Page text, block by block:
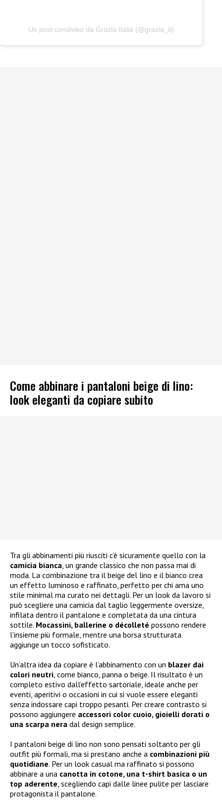
Un post condiviso da Grazia Italia (@grazia_it)
Come abbinare i pantaloni beige di lino:
look eleganti da copiare subito
Tra gli abbinamenti più riusciti c’è sicuramente quello con la
camicia bianca , un grande classico che non passa mai di
moda. La combinazione tra il beige del lino e il bianco crea
un effetto luminoso e raffinato, perfetto per chi ama uno
stile minimal ma curato nei dettagli. Per un look da lavoro si
può scegliere una camicia dal taglio leggermente oversize,
infilata dentro il pantalone e completata da una cintura
sottile. Mocassini, ballerine o décolleté possono rendere
l’insieme più formale, mentre una borsa strutturata
aggiunge un tocco sofisticato.
Un’altra idea da copiare è l’abbinamento con un blazer dai
colori neutri , come bianco, panna o beige. Il risultato è un
completo estivo dall’effetto sartoriale, ideale anche per
eventi, aperitivi o occasioni in cui si vuole essere eleganti
senza indossare capi troppo pesanti. Per creare contrasto si
possono aggiungere accessori color cuoio, gioielli dorati o
una scarpa nera dal design semplice.
I pantaloni beige di lino non sono pensati soltanto per gli
outfit più formali, ma si prestano anche a combinazioni più
quotidiane. Per un look casual ma raffinato si possono
abbinare a una canotta in cotone, una t-shirt basica o un
top aderente , scegliendo capi dalle linee pulite per lasciare
protagonista il pantalone.